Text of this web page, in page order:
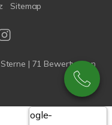
Sitemap
Sterne | 71 Bewertungen
Google-